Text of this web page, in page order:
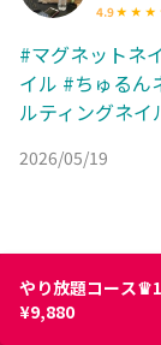
4.9
#マグネットネ
イル #ちゅるん
ルティングネイ
2026/05/19
やり放題コース
¥9,880